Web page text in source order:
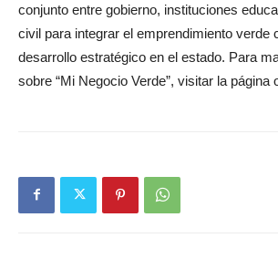
conjunto entre gobierno, instituciones
civil para integrar el emprendimiento verde
desarrollo estratégico en el estado. Para
sobre “Mi Negocio Verde”, visitar la página